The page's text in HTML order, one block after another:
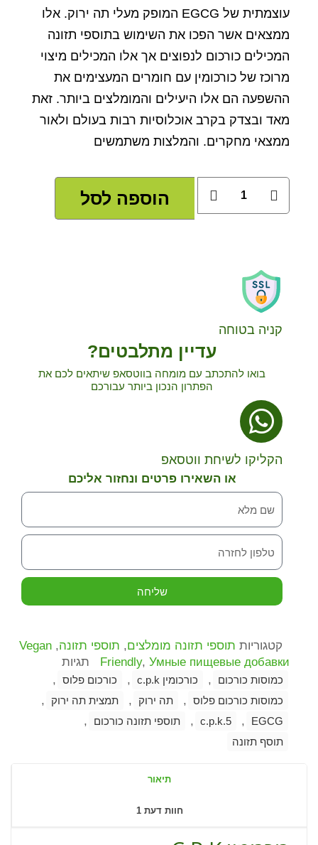
עוצמתית של EGCG המופק מעלי תה ירוק. אלו
ממצאים אשר הפכו את השימוש בתוספי תזונה
המכילים כורכום לנפוצים אך אלו המכילים מיצוי
מרוכז של כורכומין עם חומרים המעצימים את
ההשפעה הם אלו היעילים והמומלצים ביותר. זאת
מאד ובצדק בקרב אוכלוסיות רבות בעולם ולאור
ממצאי מחקרים. והמלצות משתמשים
הוספה לסל
קניה בטוחה
עדיין מתלבטים?
בואו להתכתב עם מומחה בווטסאפ שיתאים לכם את
הפתרון הנכון ביותר עבורכם
הקליקו לשיחת ווטסאפ
או השאירו פרטים ונחזור אליכם
שליחה
קטגוריות תוספי תזונה מומלצים, תוספי תזונה,
Vegan
Friendly, Умные пищевые добавки תגיות
כמוסות כורכום , כורכומין c.p.k , כורכום פלוס ,
כמוסות כורכום פלוס , תה ירוק , תמצית תה ירוק ,
EGCG
,
c.p.k.5
, תוספי תזונה כורכום ,
תוסף תזונה
תיאור
חוות דעת1